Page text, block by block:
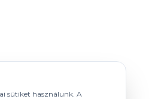
sütiket használunk. A